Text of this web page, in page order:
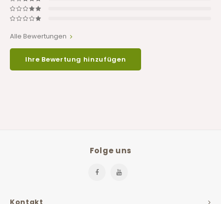
Alle Bewertungen
Ihre Bewertung hinzufügen
Folge uns